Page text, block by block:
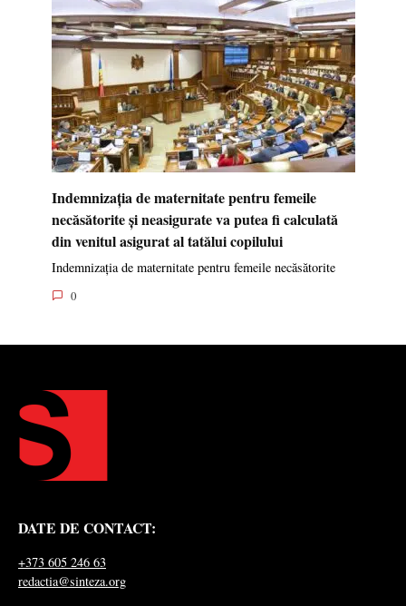
Indemnizația de maternitate pentru femeile
necăsătorite și neasigurate va putea fi calculată
din venitul asigurat al tatălui copilului
Indemnizația de maternitate pentru femeile necăsătorite
0
DATE DE CONTACT:
+373 605 246 63
redactia@sinteza.org